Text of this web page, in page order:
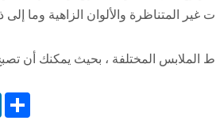
المتناظرة والألوان الزاهية وما إلى
الملابس المختلفة ، بحيث يمكنك أن